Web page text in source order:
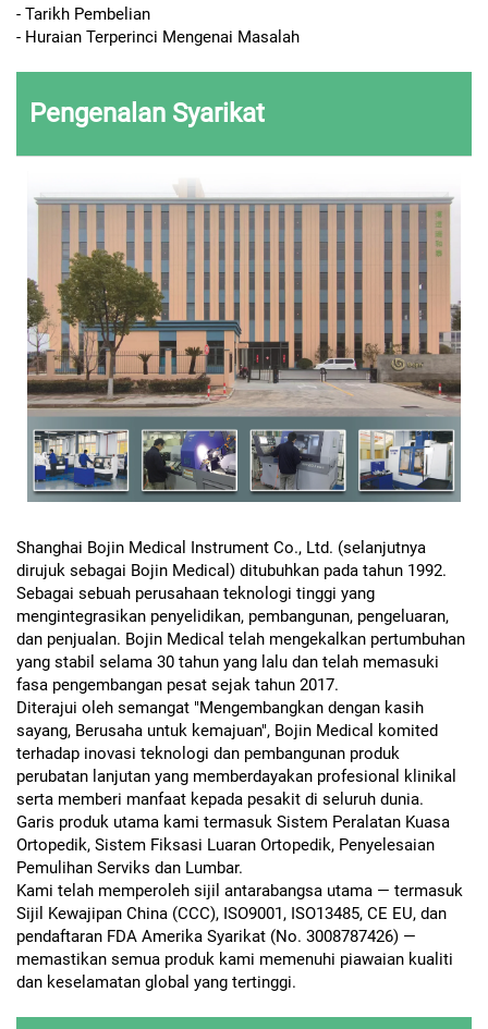
- Tarikh Pembelian
- Huraian Terperinci Mengenai Masalah
Pengenalan Syarikat
Shanghai Bojin Medical Instrument Co., Ltd. (selanjutnya
dirujuk sebagai Bojin Medical) ditubuhkan pada tahun 1992.
Sebagai sebuah perusahaan teknologi tinggi yang
mengintegrasikan penyelidikan, pembangunan, pengeluaran,
dan penjualan. Bojin Medical telah mengekalkan pertumbuhan
yang stabil selama 30 tahun yang lalu dan telah memasuki
fasa pengembangan pesat sejak tahun 2017.
Diterajui oleh semangat "Mengembangkan dengan kasih
sayang, Berusaha untuk kemajuan", Bojin Medical komited
terhadap inovasi teknologi dan pembangunan produk
perubatan lanjutan yang memberdayakan profesional klinikal
serta memberi manfaat kepada pesakit di seluruh dunia.
Garis produk utama kami termasuk Sistem Peralatan Kuasa
Ortopedik, Sistem Fiksasi Luaran Ortopedik, Penyelesaian
Pemulihan Serviks dan Lumbar.
Kami telah memperoleh sijil antarabangsa utama — termasuk
Sijil Kewajipan China (CCC), ISO9001, ISO13485, CE EU, dan
pendaftaran FDA Amerika Syarikat (No. 3008787426) —
memastikan semua produk kami memenuhi piawaian kualiti
dan keselamatan global yang tertinggi.